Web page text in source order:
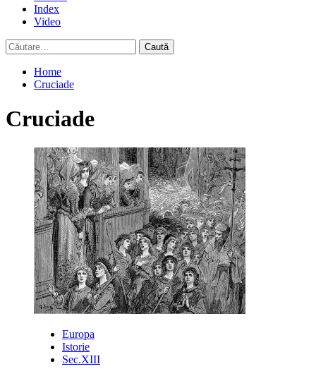
Index
Video
Caută
după:
Home
Cruciade
Cruciade
Europa
Istorie
Sec.XIII